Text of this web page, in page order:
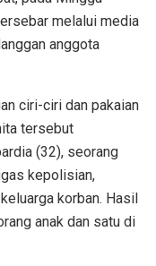
melalui media
anggota
ciri-ciri dan pakaian
tersebut
(32), seorang
kepolisian,
korban. Hasil
anak dan satu di